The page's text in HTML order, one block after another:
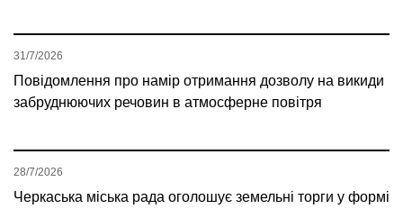
Повідомлення про намір отримання дозволу на викиди
забруднюючих речовин в атмосферне повітря
31/7/2026
Черкаська міська рада оголошує земельні торги у формі
28/7/2026